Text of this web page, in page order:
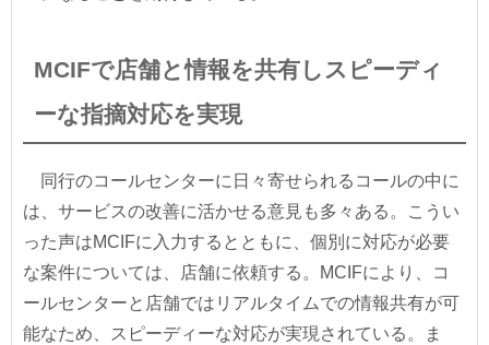
MCIFで店舗と情報を共有しスピーディ
ーな指摘対応を実現
同行のコールセンターに日々寄せられるコールの中に
は、サービスの改善に活かせる意見も多々ある。こうい
った声はMCIFに入力するとともに、個別に対応が必要
な案件については、店舗に依頼する。MCIFにより、コ
ールセンターと店舗ではリアルタイムでの情報共有が可
能なため、スピーディーな対応が実現されている。ま